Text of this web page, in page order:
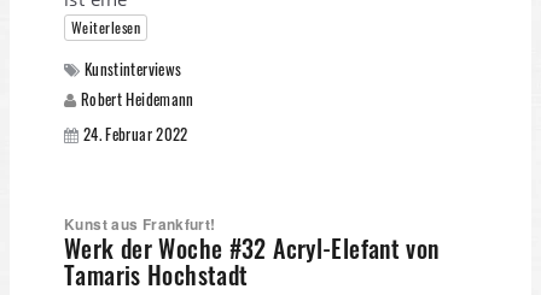
Weiterlesen
Kunstinterviews
Robert Heidemann
24. Februar 2022
Kunst aus Frankfurt!
Werk der Woche #32 Acryl-Elefant von
Tamaris Hochstadt